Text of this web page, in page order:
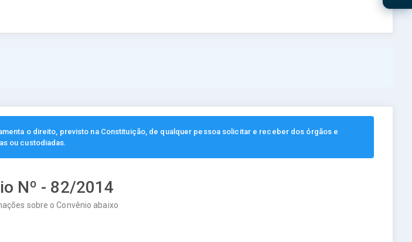
o direito, previsto na Constituição, de qualquer pessoa solicitar e receber dos órgãos e
ou custodiadas.
Nº - 82/2014
sobre o Convênio abaixo